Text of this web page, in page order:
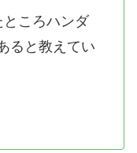
ころハンダ
ると教えてい